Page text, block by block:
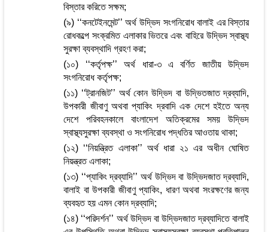
বিস্তার করিতে সক্ষম;
(৯) ‘‘কনটেইনমেন্ট’’ অর্থ উদ্ভিদ সংগনিরোধ বালাই এর বিস্তার
রোধকল্পে সংক্রমিত এলাকার ভিতরে এবং বাহিরে উদ্ভিদ স্বাস্থ্য
সুরক্ষা ব্যবস্থাদি গ্রহণ করা;
(১০) ‘‘কর্তৃপক্ষ’’ অর্থ ধারা-৩ এ বর্ণিত জাতীয় উদ্ভিদ
সংগনিরোধ কর্তৃপক্ষ;
(১১) ‘‘ট্রানজিট’’ অর্থ কোন উদ্ভিদ বা উদ্ভিতজাত দ্রব্যাদি,
উপকারী জীবাণু অথবা প্যাকিং দ্রবাদি এক দেশে হইতে অন্য
দেশে পরিবহনকালে বাংলাদেশ অতিক্রমের সময় উদ্ভিদ
স্বাস্থ্যসুরক্ষা ব্যবস্থা ও সংগনিরোধ পদ্ধতির আওতায় থাকা;
(১২) ‘‘নিয়ন্ত্রিত এলাকা’’ অর্থ ধারা ২১ এর অধীন ঘোষিত
নিয়ন্ত্রত এলাকা;
(১৩) ‘‘প্যাকিং দ্রব্যাদি’’ অর্থ উদ্ভিদ বা উদ্ভিদজাত দ্রব্যাদি,
বালাই বা উপকারী জীবাণু প্যাকিং, ধারণ অথবা সংরক্ষণের জন্য
ব্যবহৃত হয় এমন কোন দ্রব্যাদি;
(১৪) ‘‘পরিদর্শন’’ অর্থ উদ্ভিদ বা উদ্ভিদজাত দ্রব্যাদিতে বালাই